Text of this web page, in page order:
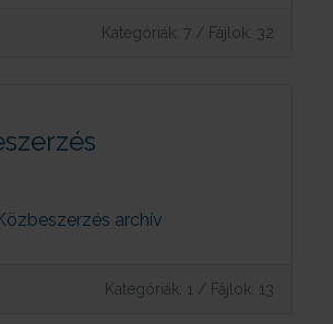
Kategóriák: 7 / Fájlok: 32
archív
Kategóriák: 1 / Fájlok: 13